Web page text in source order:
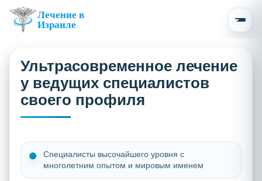
Лечение в
Израиле
Ультрасовременное лечение
у ведущих специалистов
своего профиля
Специалисты высочайшего уровня с
многолетним опытом и мировым именем